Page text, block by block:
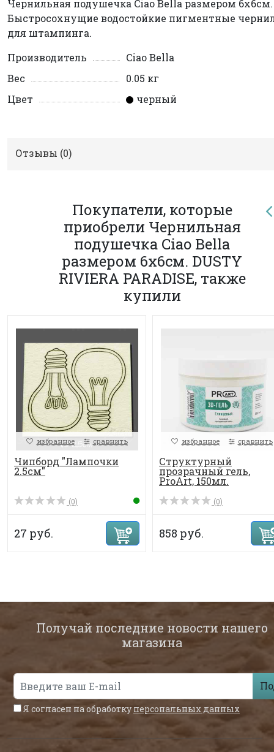
Чернильная подушечка Ciao Bella размером 6х6см.
Быстросохнущие водостойкие пигментные
для штампинга.
Производитель
Ciao Bella
Вес
0.05 кг
Цвет
черный
Отзывы (0)
Покупатели, которые
приобрели Чернильная
подушечка Ciao Bella
размером 6х6см. DUSTY
RIVIERA PARADISE, также
купили
избранное сравнить
Чипборд "Лампочки
2.5см"
(0)
27 руб.
избранное сравнить
Структурный
прозрачный гель,
ProArt, 150мл.
(0)
858 руб.
Получай последние новости нашего
магазина
Я согласен на обработку персональных данных